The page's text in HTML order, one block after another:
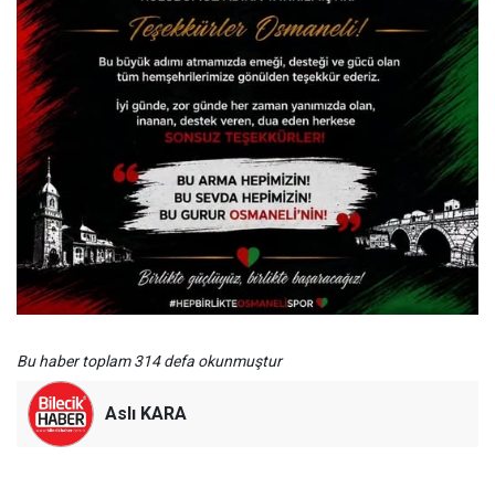
Bu haber toplam 314 defa okunmuştur
Aslı KARA